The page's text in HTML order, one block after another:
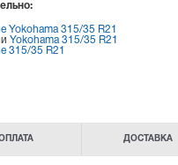
Yokohama 315/35 R21
Yokohama 315/35 R21
315/35 R21
ДОСТАВКА